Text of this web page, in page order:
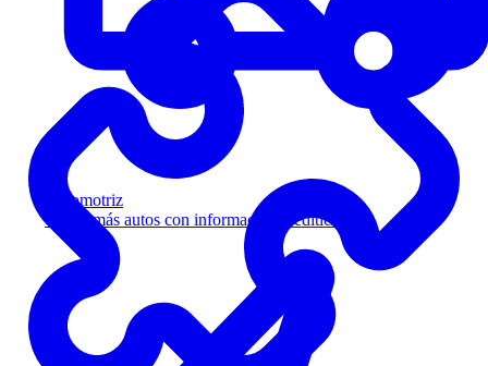
Automotriz
Venda más autos con información crediticia